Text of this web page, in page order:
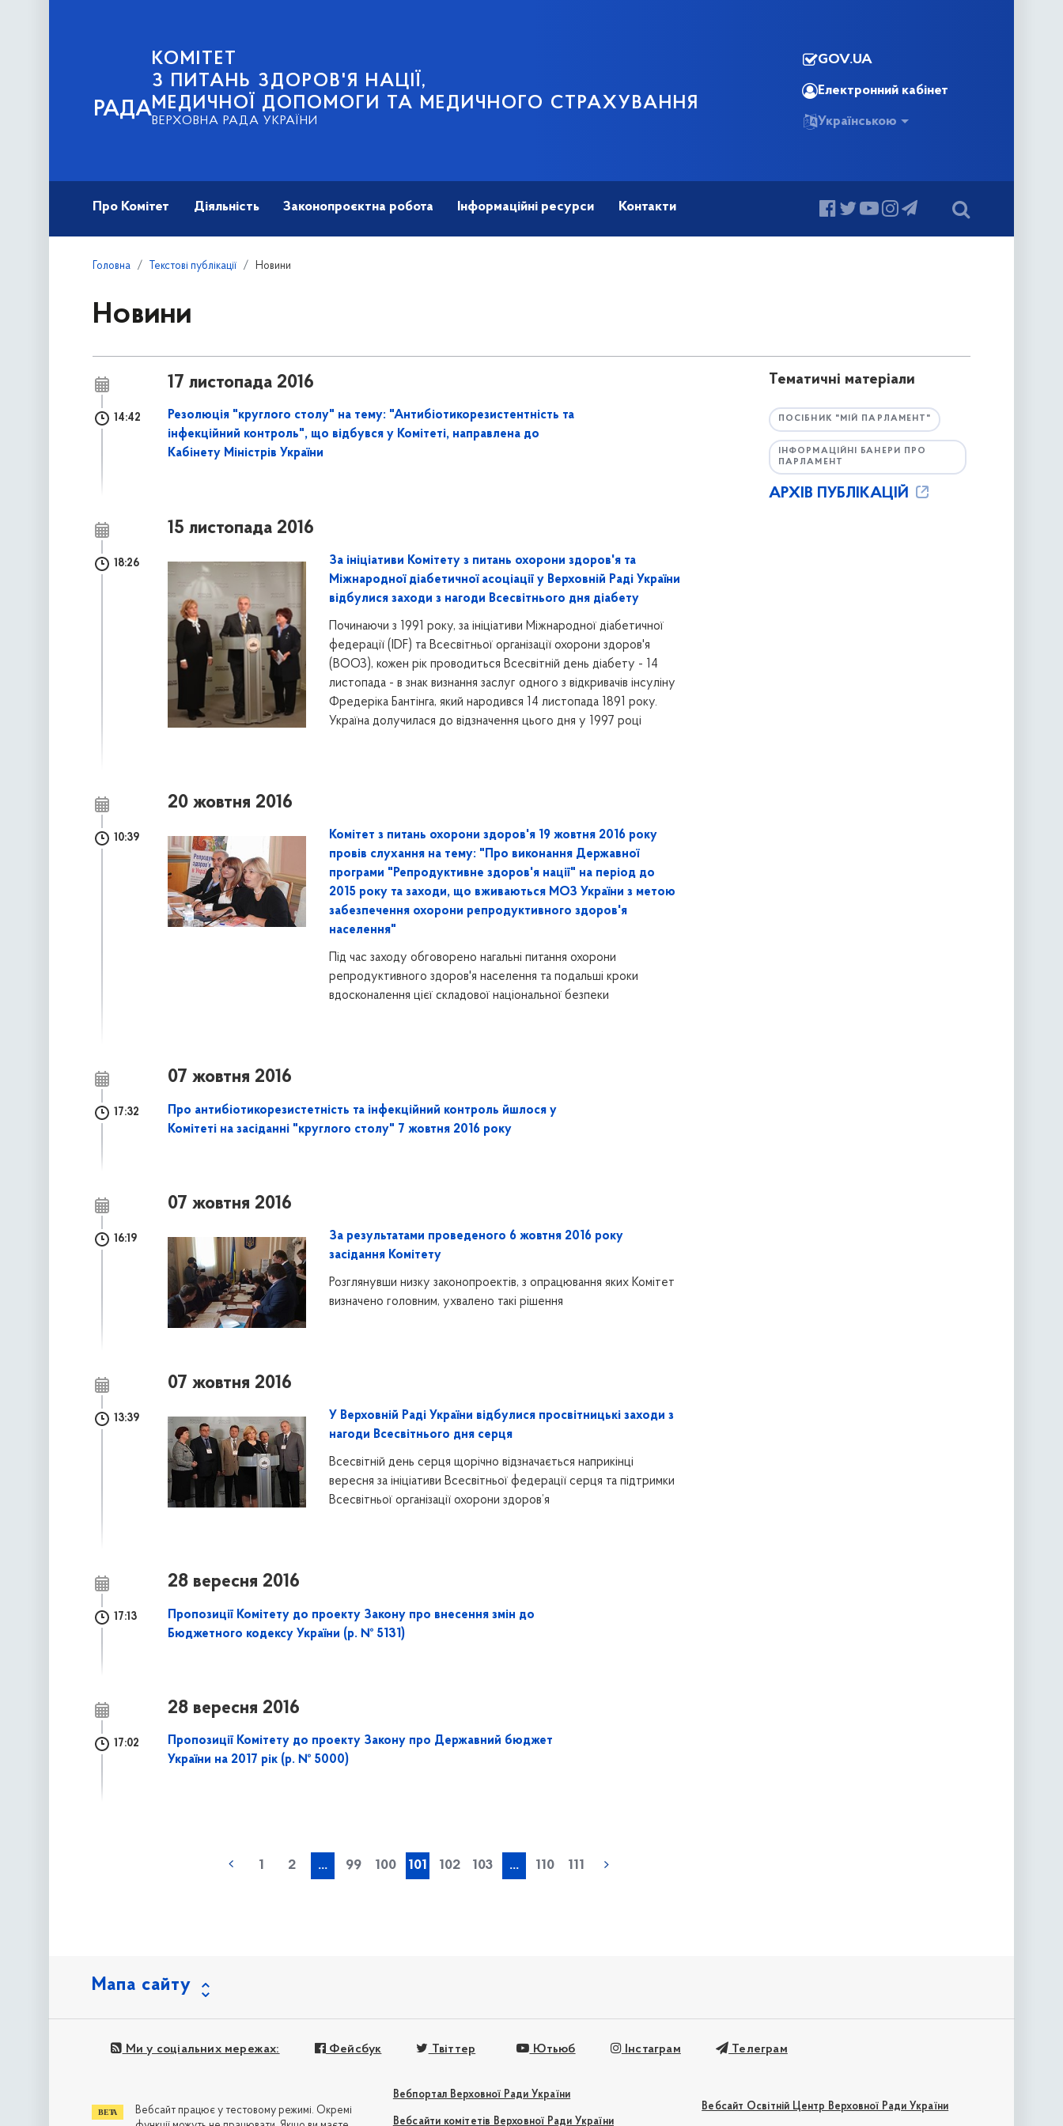
РАДА
КОМІТЕТ
З ПИТАНЬ ЗДОРОВ'Я НАЦІЇ,
МЕДИЧНОЇ ДОПОМОГИ ТА МЕДИЧНОГО СТРАХУВАННЯ
ВЕРХОВНА РАДА УКРАЇНИ
GOV.UA
Електронний кабінет
Українською
Про Комітет Діяльність Законопроєктна робота Інформаційні ресурси Контакти
Головна Текстові публікації Новини
Новини
17 листопада 2016
14:42
Резолюція "круглого столу" на тему: "Антибіотикорезистентність та
інфекційний контроль", що відбувся у Комітеті, направлена до
Кабінету Міністрів України
15 листопада 2016
18:26
За ініціативи Комітету з питань охорони здоров'я та
Міжнародної діабетичної асоціації у Верховній Раді України
відбулися заходи з нагоди Всесвітнього дня діабету
Починаючи з 1991 року, за ініціативи Міжнародної діабетичної
федерації (IDF) та Всесвітньої організації охорони здоров'я
(ВООЗ), кожен рік проводиться Всесвітній день діабету - 14
листопада - в знак визнання заслуг одного з відкривачів інсуліну
Фредеріка Бантінга, який народився 14 листопада 1891 року.
Україна долучилася до відзначення цього дня у 1997 році
20 жовтня 2016
10:39
Комітет з питань охорони здоров'я 19 жовтня 2016 року
провів слухання на тему: "Про виконання Державної
програми "Репродуктивне здоров'я нації" на період до
2015 року та заходи, що вживаються МОЗ України з метою
забезпечення охорони репродуктивного здоров'я
населення"
Під час заходу обговорено нагальні питання охорони
репродуктивного здоров'я населення та подальші кроки
вдосконалення цієї складової національної безпеки
07 жовтня 2016
17:32
Про антибіотикорезистетність та інфекційний контроль йшлося у
Комітеті на засіданні "круглого столу" 7 жовтня 2016 року
07 жовтня 2016
16:19
За результатами проведеного 6 жовтня 2016 року
засідання Комітету
Розглянувши низку законопроектів, з опрацювання яких Комітет
визначено головним, ухвалено такі рішення
07 жовтня 2016
13:39
У Верховній Раді України відбулися просвітницькі заходи з
нагоди Всесвітнього дня серця
Всесвітній день серця щорічно відзначається наприкінці
вересня за ініціативи Всесвітньої федерації серця та підтримки
Всесвітньої організації охорони здоров’я
28 вересня 2016
17:13
Пропозиції Комітету до проекту Закону про внесення змін до
Бюджетного кодексу України (р. № 5131)
28 вересня 2016
17:02
Пропозиції Комітету до проекту Закону про Державний бюджет
України на 2017 рік (р. № 5000)
« попередня
1 2 ... 99 100 101 102 103 ... 110 111
наступна »
Тематичні матеріали
ПОСІБНИК "МІЙ ПАРЛАМЕНТ"
ІНФОРМАЦІЙНІ БАНЕРИ ПРО
ПАРЛАМЕНТ
АРХІВ ПУБЛІКАЦІЙ
Мапа сайту
Ми у соціальних мережах: Фейсбук Твіттер Ютьюб Інстаграм Телеграм
Вебпортал Верховної Ради України
Вебсайти комітетів Верховної Ради України
Вебсайт Освітній Центр Верховної Ради України
Вебсайт працює у тестовому режимі. Окремі